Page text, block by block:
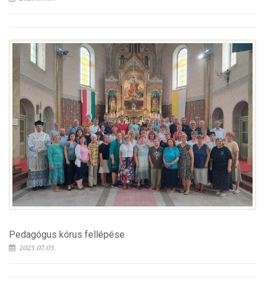
Pedagógus kórus fellépése
2023.07.03.